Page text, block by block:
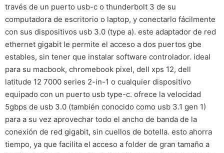
través de un puerto usb-c o thunderbolt 3 de su
computadora de escritorio o laptop, y conectarlo fácilmente
con sus dispositivos usb 3.0 (type a). este adaptador de red
ethernet gigabit le permite el acceso a dos puertos gbe
estables, sin tener que instalar software controlador. ideal
para su macbook, chromebook pixel, dell xps 12, dell
latitude 12 7000 series 2-in-1 o cualquier dispositivo
equipado con un puerto usb type-c. ofrece la velocidad
5gbps de usb 3.0 (también conocido como usb 3.1 gen 1)
para a su vez aprovechar todo el ancho de banda de la
conexión de red gigabit, sin cuellos de botella. esto ahorra
tiempo, ya que facilita el acceso a folder de gran tamaño a